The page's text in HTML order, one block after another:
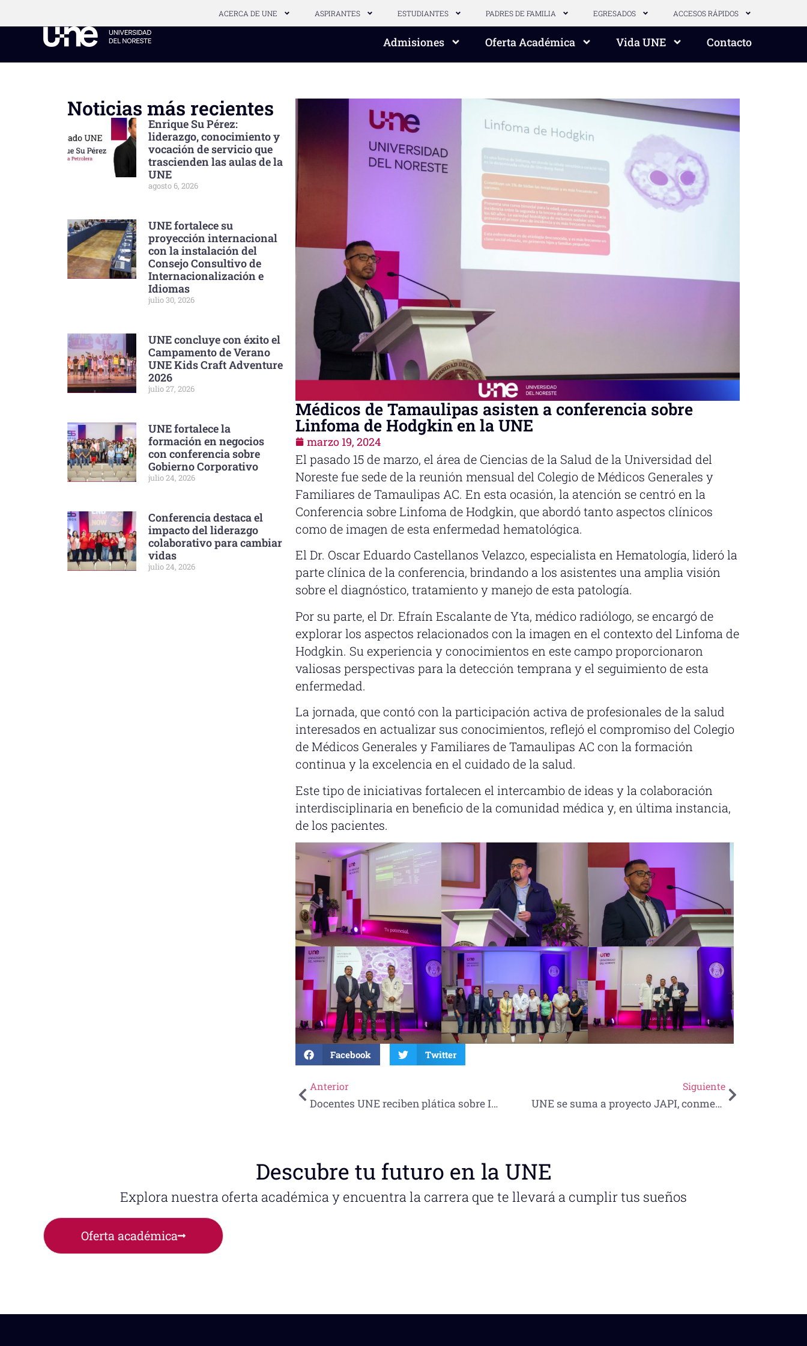
ACERCA DE UNE ASPIRANTES ESTUDIANTES PADRES DE FAMILIA EGRESADOS ACCESOS RÁPIDOS
Admisiones Oferta Académica Vida UNE Contacto
Noticias más recientes
Enrique Su Pérez:
liderazgo, conocimiento y
vocación de servicio que
trascienden las aulas de la
UNE
agosto 6, 2026
UNE fortalece su
proyección internacional
con la instalación del
Consejo Consultivo de
Internacionalización e
Idiomas
julio 30, 2026
UNE concluye con éxito el
Campamento de Verano
UNE Kids Craft Adventure
2026
julio 27, 2026
UNE fortalece la
formación en negocios
con conferencia sobre
Gobierno Corporativo
julio 24, 2026
Conferencia destaca el
impacto del liderazgo
colaborativo para cambiar
vidas
julio 24, 2026
Médicos de Tamaulipas asisten a conferencia sobre
Linfoma de Hodgkin en la UNE
marzo 19, 2024
El pasado 15 de marzo, el área de Ciencias de la Salud de la Universidad del
Noreste fue sede de la reunión mensual del Colegio de Médicos Generales y
Familiares de Tamaulipas AC. En esta ocasión, la atención se centró en la
Conferencia sobre Linfoma de Hodgkin, que abordó tanto aspectos clínicos
como de imagen de esta enfermedad hematológica.
El Dr. Oscar Eduardo Castellanos Velazco, especialista en Hematología, lideró la
parte clínica de la conferencia, brindando a los asistentes una amplia visión
sobre el diagnóstico, tratamiento y manejo de esta patología.
Por su parte, el Dr. Efraín Escalante de Yta, médico radiólogo, se encargó de
explorar los aspectos relacionados con la imagen en el contexto del Linfoma de
Hodgkin. Su experiencia y conocimientos en este campo proporcionaron
valiosas perspectivas para la detección temprana y el seguimiento de esta
enfermedad.
La jornada, que contó con la participación activa de profesionales de la salud
interesados en actualizar sus conocimientos, reflejó el compromiso del Colegio
de Médicos Generales y Familiares de Tamaulipas AC con la formación
continua y la excelencia en el cuidado de la salud.
Este tipo de iniciativas fortalecen el intercambio de ideas y la colaboración
interdisciplinaria en beneficio de la comunidad médica y, en última instancia,
de los pacientes.
Facebook Twitter
Anterior
Docentes UNE reciben plática sobre Inclusión
Siguiente
UNE se suma a proyecto JAPI, conmemorarán Día de la Felicidad con concurso de dibujo
Descubre tu futuro en la UNE
Explora nuestra oferta académica y encuentra la carrera que te llevará a cumplir tus sueños
Oferta académica